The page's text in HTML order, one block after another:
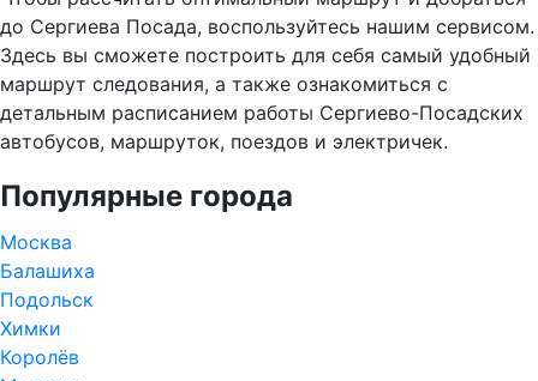
до Сергиева Посада, воспользуйтесь нашим сервисом.
Здесь вы сможете построить для себя самый удобный
маршрут следования, а также ознакомиться с
детальным расписанием работы Сергиево-Посадских
автобусов, маршруток, поездов и электричек.
Популярные города
Москва
Балашиха
Подольск
Химки
Королёв